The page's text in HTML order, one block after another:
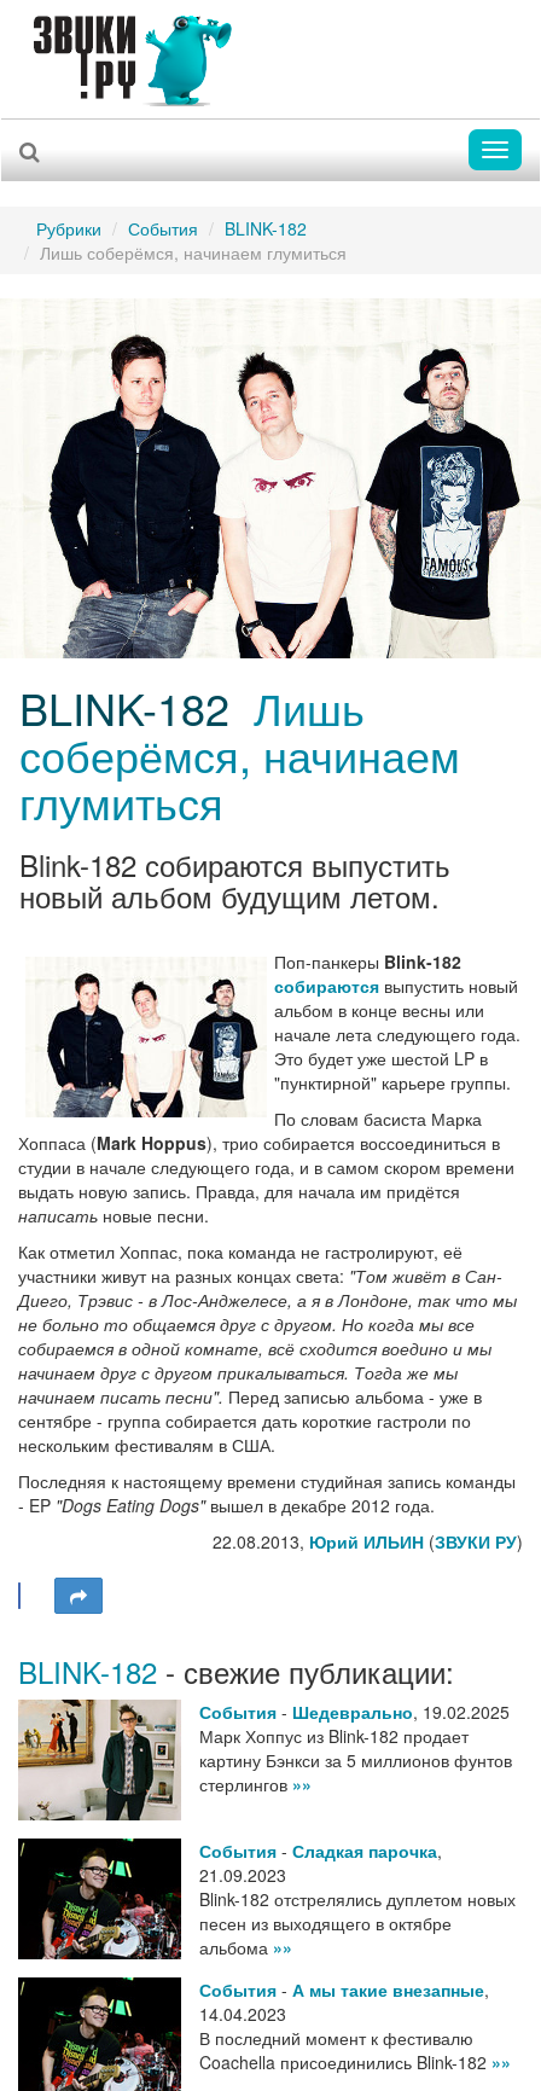
Рубрики События
BLINK-182
Лишь соберёмся, начинаем глумиться
BLINK-182 Лишь
соберёмся, начинаем
глумиться
Blink-182 собираются выпустить
новый альбом будущим летом.
Поп-панкеры Blink-182
собираются выпустить новый
альбом в конце весны или
начале лета следующего года.
Это будет уже шестой LP в
"пунктирной" карьере группы.
По словам басиста Марка
Хоппаса (Mark Hoppus), трио собирается воссоединиться в
студии в начале следующего года, и в самом скором времени
выдать новую запись. Правда, для начала им придётся
написать новые песни.
Как отметил Хоппас, пока команда не гастролируют, её
участники живут на разных концах света: "Том живёт в Сан-
Диего, Трэвис - в Лос-Анджелесе, а я в Лондоне, так что мы
не больно то общаемся друг с другом. Но когда мы все
собираемся в одной комнате, всё сходится воедино и мы
начинаем друг с другом прикалываться. Тогда же мы
начинаем писать песни". Перед записью альбома - уже в
сентябре - группа собирается дать короткие гастроли по
нескольким фестивалям в США.
Последняя к настоящему времени студийная запись команды
- EP "Dogs Eating Dogs"вышел в декабре 2012 года.
22.08.2013, Юрий ИЛЬИН (ЗВУКИ РУ)
BLINK-182 - свежие публикации:
События - Шедеврально, 19.02.2025
Марк Хоппус из Blink-182 продает
картину Бэнкси за 5 миллионов фунтов
стерлингов »»
События - Сладкая парочка,
21.09.2023
Blink-182 отстрелялись дуплетом новых
песен из выходящего в октябре
альбома »»
События - А мы такие внезапные,
14.04.2023
В последний момент к фестивалю
Coachella присоединились Blink-182 »»